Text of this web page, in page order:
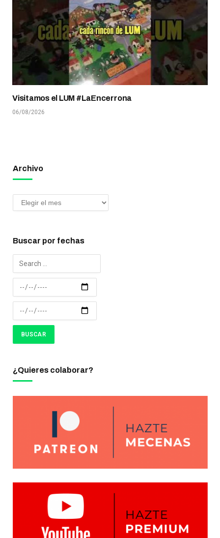
Visitamos el LUM #LaEncerrona
06/08/2026
Archivo
Buscar por fechas
¿Quieres colaborar?